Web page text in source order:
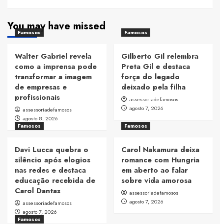
You may have missed
Famosos
Walter Gabriel revela
como a imprensa pode
transformar a imagem
de empresas e
profissionais
assessoriadefamosos
agosto 8, 2026
Famosos
Gilberto Gil relembra
Preta Gil e destaca
força do legado
deixado pela filha
assessoriadefamosos
agosto 7, 2026
Famosos
Davi Lucca quebra o
silêncio após elogios
nas redes e destaca
educação recebida de
Carol Dantas
assessoriadefamosos
agosto 7, 2026
Famosos
Carol Nakamura deixa
romance com Hungria
em aberto ao falar
sobre vida amorosa
assessoriadefamosos
agosto 7, 2026
Famosos